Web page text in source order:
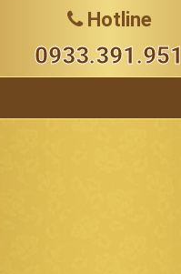
Hotline
0933.391.951